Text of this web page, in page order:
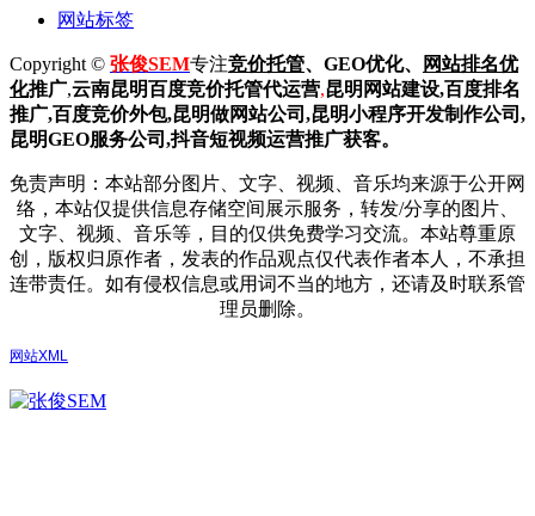
网站标签
Copyright © 张俊SEM专注竞价托管、GEO优化、
网站排名优
化推广,云南昆明百度竞价托管代运营,昆明网站建设,百度排名
推广,百度竞价外包,昆明做网站公司,昆明小程序开发制作公司,
昆明GEO服务公司,抖音短视频运营推广获客。
免责声明：本站部分图片、文字、视频、音乐均来源于公开网
络，本站仅提供信息存储空间展示服务，转发/分享的图片、
文字、视频、音乐等，目的仅供免费学习交流。本站尊重原
创，版权归原作者，发表的作品观点仅代表作者本人，不承担
连带责任。如有侵权信息或用词不当的地方，还请及时联系管
理员删除。
网站XML